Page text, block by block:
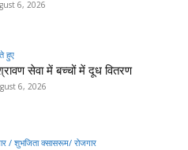
6, 2026
हुए
सेवा में बच्चों में दूध वितरण
6, 2026
/ शुभजिता क्सासरूम/ रोजगार